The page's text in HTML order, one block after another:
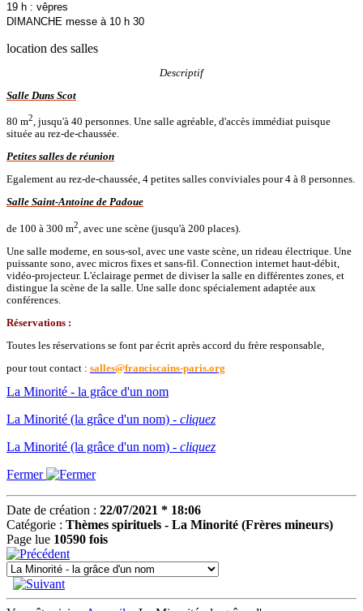
19 h : vêpres
DIMANCHE messe à 10 h 30
location des salles
Descriptif
Salle Duns Scot
80 m2, jusqu'à 40 personnes. Une salle agréable, d'accès immédiat puisque
située au rez-de-chaussée.
Petites salles de réunion
Egalement au rez-de-chaussée, 4 petites salles conviviales pour 4 à 8 personnes.
Salle Saint-Antoine de Padoue
de 100 à 300 m2 , avec une scène (jusqu'à 200 places).
Une salle moderne, en sous-sol, avec une vaste scène, un rideau électrique. Une
puissante sono, avec micros fixes et sans-fil. Connection internet haut-débit,
vidéo-projecteur. L'éclairage permet de diviser la salle en différentes zones, et
distingue la scène de la salle. Une salle donc spécialement adaptée aux
conférences.
Réservations :
Toutes les réservations se font par écrit après accord du frère responsable,
pour tout contact : salles@franciscains-paris.org
La Minorité - la grâce d'un nom
La Minorité (la grâce d'un nom) - cliquez
La Minorité (la grâce d'un nom) - cliquez
Fermer
Date de création : 22/07/2021 * 18:06
Catégorie : Thèmes spirituels - La Minorité (Frères mineurs)
Page lue 10590 fois